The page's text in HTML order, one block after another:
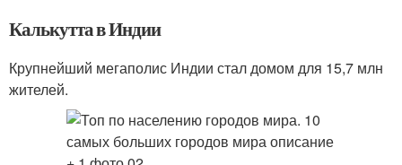
Калькутта в Индии
Крупнейший мегаполис Индии стал домом для 15,7 млн
жителей.